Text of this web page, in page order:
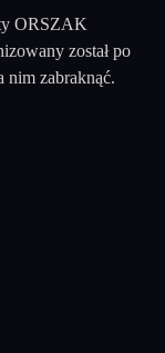
ORSZAK
został po
nim zabraknąć.